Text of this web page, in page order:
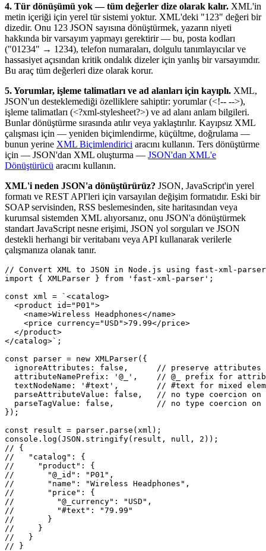
4. Tür dönüşümü yok — tüm değerler dize olarak kalır. XML'in
metin içeriği için yerel tür sistemi yoktur. XML'deki "123" değeri bir
dizedir. Onu 123 JSON sayısına dönüştürmek, yazarın niyeti
hakkında bir varsayım yapmayı gerektirir — bu, posta kodları
("01234" → 1234), telefon numaraları, dolgulu tanımlayıcılar ve
hassasiyet açısından kritik ondalık dizeler için yanlış bir varsayımdır.
Bu araç tüm değerleri dize olarak korur.
5. Yorumlar, işleme talimatları ve ad alanları için kayıplı. XML,
JSON'un desteklemediği özelliklere sahiptir: yorumlar (<!-- -->),
işleme talimatları (<?xml-stylesheet?>) ve ad alanı anlam bilgileri.
Bunlar dönüştürme sırasında atılır veya yaklaştırılır. Kayıpsız XML
çalışması için — yeniden biçimlendirme, küçültme, doğrulama —
bunun yerine XML Biçimlendirici aracını kullanın. Ters dönüştürme
için — JSON'dan XML oluşturma — JSON'dan XML'e
Dönüştürücü aracını kullanın.
XML'i neden JSON'a dönüştürürüz? JSON, JavaScript'in yerel
formatı ve REST API'leri için varsayılan değişim formatıdır. Eski bir
SOAP servisinden, RSS beslemesinden, site haritasından veya
kurumsal sistemden XML alıyorsanız, onu JSON'a dönüştürmek
standart JavaScript nesne erişimi, JSON yol sorguları ve JSON
destekli herhangi bir veritabanı veya API kullanarak verilerle
çalışmanıza olanak tanır.
// Convert XML to JSON in Node.js using fast-xml-parser
import { XMLParser } from 'fast-xml-parser';
const xml = `<catalog>
  <product id="P01">
    <name>Wireless Headphones</name>
    <price currency="USD">79.99</price>
  </product>
</catalog>`;
const parser = new XMLParser({
  ignoreAttributes: false,      // preserve attributes
attributeNamePrefix: '@_',    // @_ prefix for
textNodeName: '#text',        // #text for mixed
parseAttributeValue: false,   // no type coercion on
parseTagValue: false,         // no type coercion on
});
const result = parser.parse(xml);
console.log(JSON.stringify(result, null, 2));
// {
//   "catalog": {
//     "product": {
//       "@_id": "P01",
//       "name": "Wireless Headphones",
//       "price": {
//         "@_currency": "USD",
//         "#text": "79.99"
//       }
//     }
//   }
// }